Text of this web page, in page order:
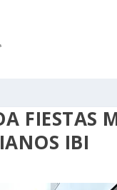
FIESTAS
IBI